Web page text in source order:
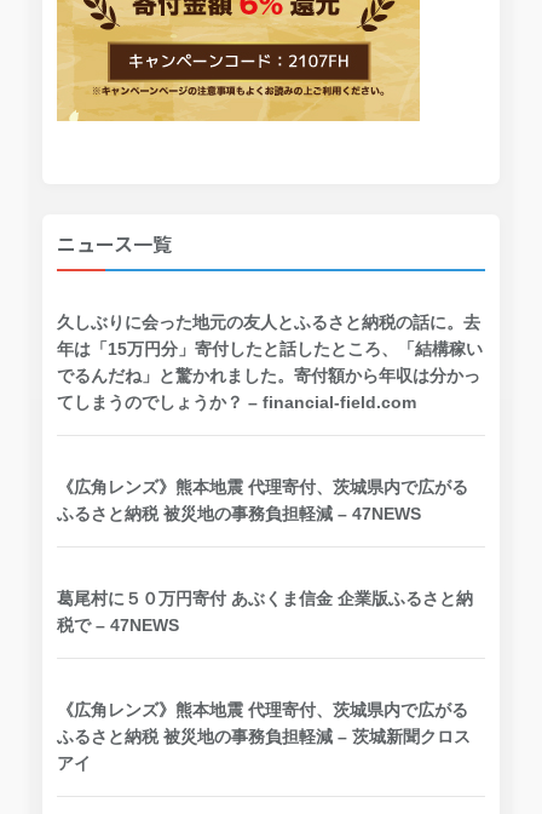
ニュース一覧
久しぶりに会った地元の友人とふるさと納税の話に。去
年は「15万円分」寄付したと話したところ、「結構稼い
でるんだね」と驚かれました。寄付額から年収は分かっ
てしまうのでしょうか？ – financial-field.com
《広角レンズ》熊本地震 代理寄付、茨城県内で広がる
ふるさと納税 被災地の事務負担軽減 – 47NEWS
葛尾村に５０万円寄付 あぶくま信金 企業版ふるさと納
税で – 47NEWS
《広角レンズ》熊本地震 代理寄付、茨城県内で広がる
ふるさと納税 被災地の事務負担軽減 – 茨城新聞クロス
アイ